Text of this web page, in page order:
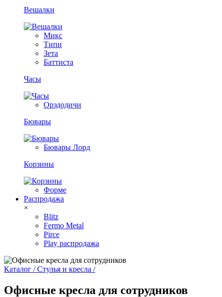
Вешалки
Микс
Типи
Зета
Баттиста
Часы
Орэдодичи
Бювары
Бювары Лорд
Корзины
Форме
Распродажа
×
Blitz
Fermo Metal
Pirce
Play распродажа
Каталог /Стулья и кресла /
Офисные кресла для сотрудников